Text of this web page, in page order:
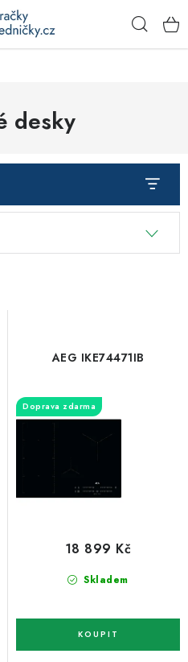
Garance nejnižší ceny
desky
AEG IKE74471IB
Doprava zdarma
Skladem
18 899 Kč